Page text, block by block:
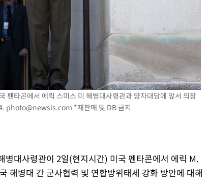
펜타곤에서 에릭 스미스 미 해병대사령관과 양자대담에 앞서 의장
photo@newsis.com *재판매 및 DB 금지
대사령관이 2일(현지시간) 미국 펜타콘에서 에릭 M.
해병대 간 군사협력 및 연합방위태세 강화 방안에 대해